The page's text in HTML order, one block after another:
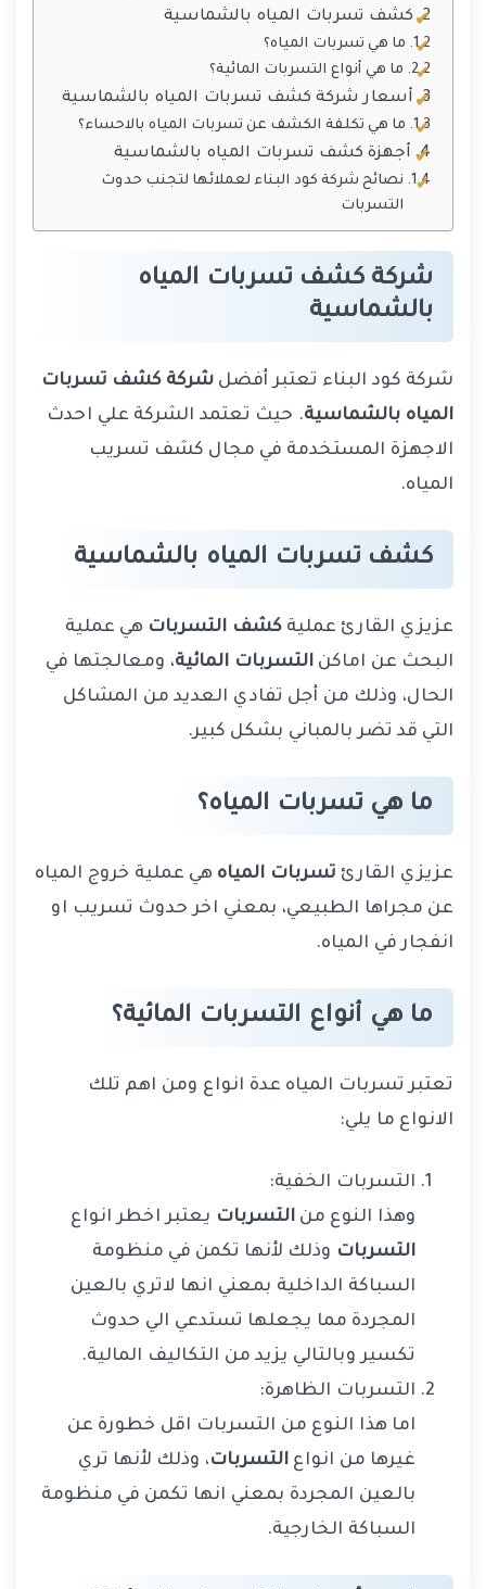
كشف تسربات المياه بالشماسية
ما هي تسربات المياه؟
ما هي أنواع التسربات المائية؟
أسعار شركة كشف تسربات المياه بالشماسية
ما هي تكلفة الكشف عن تسربات المياه بالاحساء؟
أجهزة كشف تسربات المياه بالشماسية
نصائح شركة كود البناء لعملائها لتجنب حدوث
التسربات
شركة كشف تسربات المياه
بالشماسية
شركة كود البناء تعتبر أفضل شركة كشف تسربات
المياه بالشماسية. حيث تعتمد الشركة علي احدث
الاجهزة المستخدمة في مجال كشف تسريب
المياه.
كشف تسربات المياه بالشماسية
عزيزي القارئ عملية كشف التسربات هي عملية
البحث عن اماكن التسربات المائية، ومعالجتها في
الحال، وذلك من أجل تفادي العديد من المشاكل
التي قد تضر بالمباني بشكل كبير.
ما هي تسربات المياه؟
عزيزي القارئ تسربات المياه هي عملية خروج المياه
عن مجراها الطبيعي، بمعني اخر حدوث تسريب او
انفجار في المياه.
ما هي أنواع التسربات المائية؟
تعتبر تسربات المياه عدة انواع ومن اهم تلك
الانواع ما يلي:
التسربات الخفية:
وهذا النوع من التسربات يعتبر اخطر انواع
التسربات وذلك لأنها تكمن في منظومة
السباكة الداخلية بمعني انها لاتري بالعين
المجردة مما يجعلها تستدعي الي حدوث
تكسير وبالتالي يزيد من التكاليف المالية.
التسربات الظاهرة:
اما هذا النوع من التسربات اقل خطورة عن
غيرها من انواع التسربات، وذلك لأنها تري
بالعين المجردة بمعني انها تكمن في منظومة
السباكة الخارجية.